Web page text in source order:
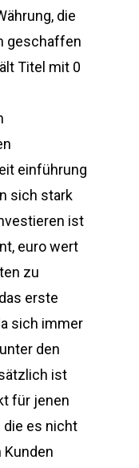
die
geschaffen
Titel mit 0
einführung
sich stark
ist
euro wert
zu
erste
sich immer
den
ist
für jenen
die es nicht